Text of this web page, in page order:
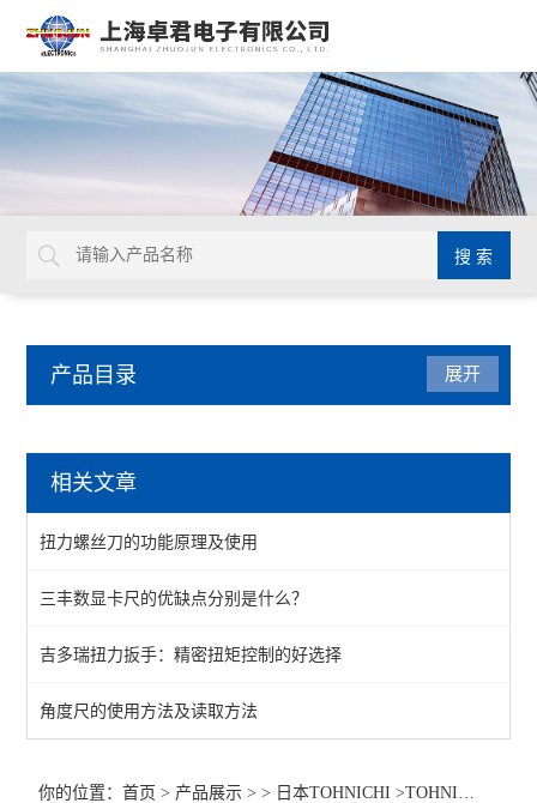
产品目录 展开
相关文章
扭力螺丝刀的功能原理及使用
三丰数显卡尺的优缺点分别是什么？
吉多瑞扭力扳手：精密扭矩控制的好选择
角度尺的使用方法及读取方法
你的位置：首页 > 产品展示 > > 日本TOHNICHI >TOHNICHI扭力扳手CEM850N3x32D-G,东日扭力扳手CEM850N3x32D-G，CE